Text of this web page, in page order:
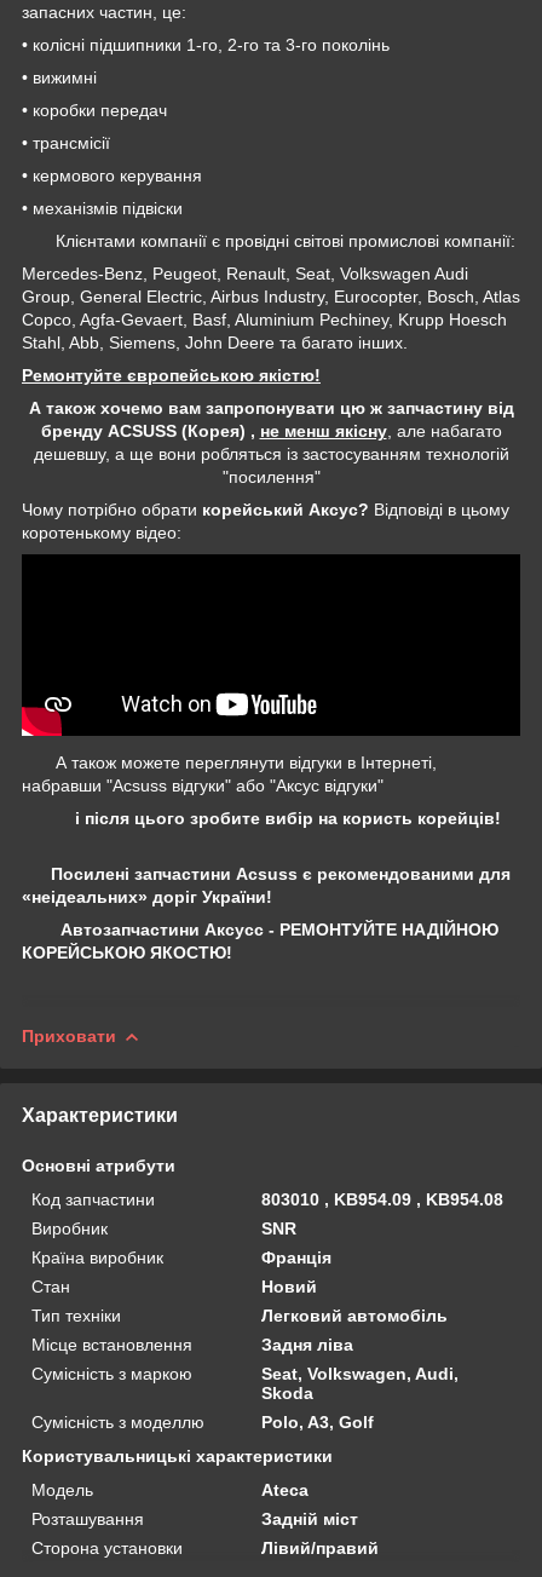
запасних частин, це:
• колісні підшипники 1-го, 2-го та 3-го поколінь
• вижимні
• коробки передач
• трансмісії
• кермового керування
• механізмів підвіски
Клієнтами компанії є провідні світові промислові компанії:
Mercedes-Benz, Peugeot, Renault, Seat, Volkswagen Audi
Group, General Electric, Airbus Industry, Eurocopter, Bosch, Atlas
Copco, Agfa-Gevaert, Basf, Aluminium Pechiney, Krupp Hoesch
Stahl, Abb, Siemens, John Deere та багато інших.
Ремонтуйте європейською якістю!
А також хочемо вам запропонувати цю ж запчастину від
бренду ACSUSS (Корея) , не менш якісну, але набагато
дешевшу, а ще вони робляться із застосуванням технологій
"посилення"
Чому потрібно обрати корейський Аксус? Відповіді в цьому
коротенькому відео:
А також можете переглянути відгуки в Інтернеті,
набравши "Acsuss відгуки" або "Аксус відгуки"
і після цього зробите вибір на користь корейців!
Посилені запчастини Acsuss є рекомендованими для
«неідеальних» доріг України!
Автозапчастини Аксусс - РЕМОНТУЙТЕ НАДІЙНОЮ
КОРЕЙСЬКОЮ ЯКОСТЮ!
Приховати
Характеристики
Основні атрибути
Код запчастини
803010 , KB954.09 , KB954.08
Виробник
SNR
Країна виробник
Франція
Стан
Новий
Тип техніки
Легковий автомобіль
Місце встановлення
Задня ліва
Сумісність з маркою
Seat, Volkswagen, Audi,
Skoda
Сумісність з моделлю
Polo, A3, Golf
Користувальницькі характеристики
Мoдель
Ateca
Розташування
Задній міст
Сторона установки
Лівий/правий